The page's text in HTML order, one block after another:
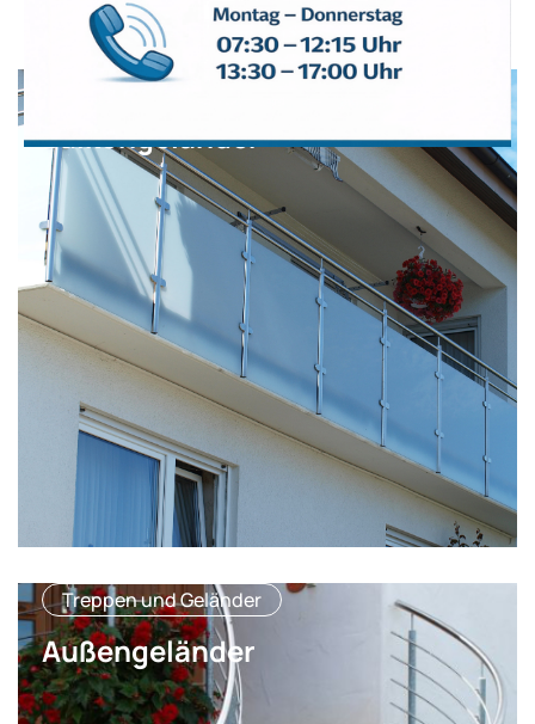
Treppen und Geländer
Balkongeländer
Treppen und Geländer
Außengeländer